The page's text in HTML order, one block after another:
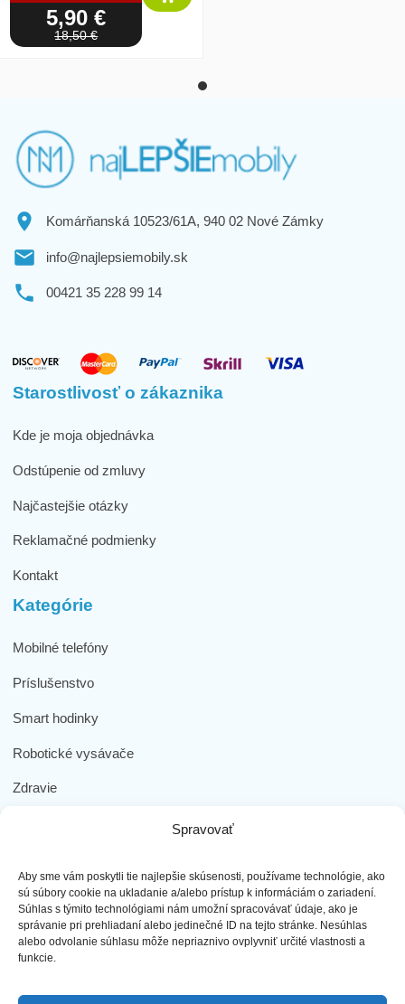
Spravovať
Aby sme vám poskytli tie najlepšie skúsenosti, používame technológie, ako
sú súbory cookie na ukladanie a/alebo prístup k informáciám o zariadení.
Súhlas s týmito technológiami nám umožní spracovávať údaje, ako je
správanie pri prehliadaní alebo jedinečné ID na tejto stránke. Nesúhlas
alebo odvolanie súhlasu môže nepriaznivo ovplyvniť určité vlastnosti a
funkcie.
5,90 €
18,50 €
Komárňanská 10523/61A, 940 02 Nové Zámky
info@najlepsiemobily.sk
00421 35 228 99 14
Starostlivosť o zákaznika
Kde je moja objednávka
Odstúpenie od zmluvy
Najčastejšie otázky
Reklamačné podmienky
Kontakt
Kategórie
Mobilné telefóny
Príslušenstvo
Smart hodinky
Robotické vysávače
Zdravie
Dôležité odkazy
Obchodné podmienky
Ochrana osobných údajov
Doprava a platba